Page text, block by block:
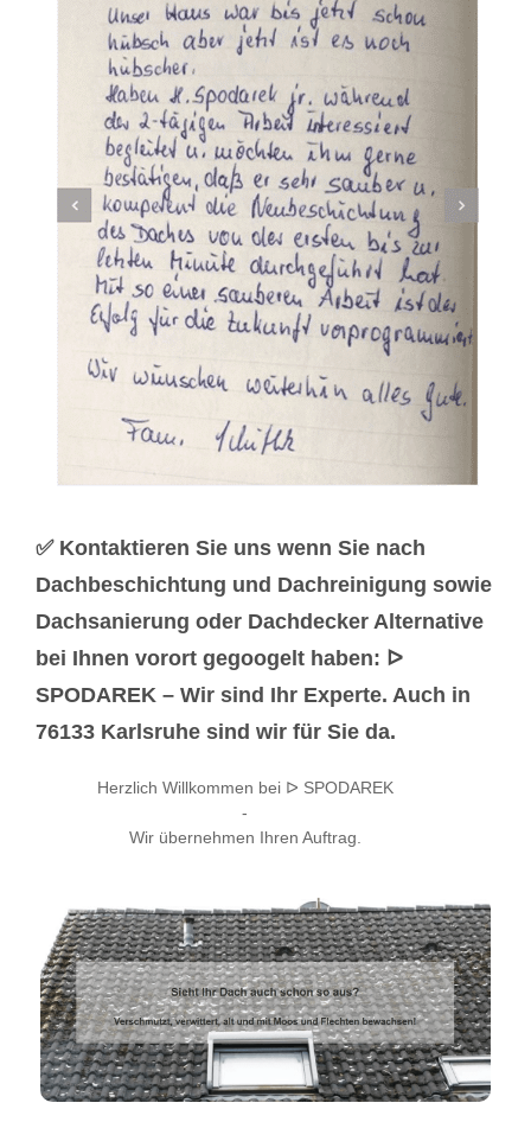
✅ Kontaktieren Sie uns wenn Sie nach
Dachbeschichtung und Dachreinigung sowie
Dachsanierung oder Dachdecker Alternative
bei Ihnen vorort gegoogelt haben: ᐅ
SPODAREK – Wir sind Ihr Experte. Auch in
76133 Karlsruhe sind wir für Sie da.
Herzlich Willkommen bei ᐅ SPODAREK
-
Wir übernehmen Ihren Auftrag.